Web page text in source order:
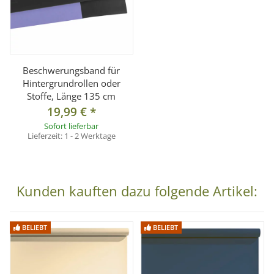
Lieferumfang
1x Hintergrundkarton Brick (1,35 x 11 m)
Beschwerungsband für
Hintergrundrollen oder
Stoffe, Länge 135 cm
19,99 €*
Sofort lieferbar
Lieferzeit: 1 - 2 Werktage
Kunden kauften dazu folgende Artikel:
BELIEBT BELIEBT